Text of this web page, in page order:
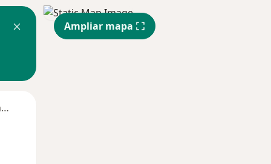
Segunda-feira
Ampliar mapa